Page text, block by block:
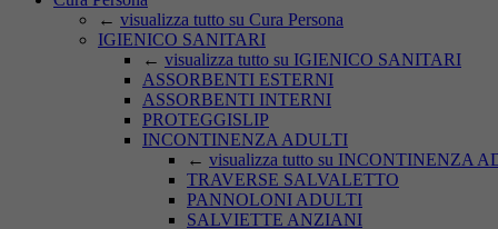
← visualizza tutto su Cura Persona
IGIENICO SANITARI
← visualizza tutto su IGIENICO SANITARI
ASSORBENTI ESTERNI
ASSORBENTI INTERNI
PROTEGGISLIP
INCONTINENZA ADULTI
← visualizza tutto su INCONTINENZA
TRAVERSE SALVALETTO
PANNOLONI ADULTI
SALVIETTE ANZIANI